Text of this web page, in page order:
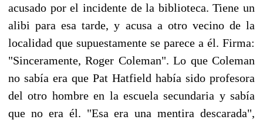
acusado por el incidente de la biblioteca. Tiene un
alibi para esa tarde, y acusa a otro vecino de la
localidad que supuestamente se parece a él. Firma:
"Sinceramente, Roger Coleman". Lo que Coleman
no sabía era que Pat Hatfield había sido profesora
del otro hombre en la escuela secundaria y sabía
que no era él. "Esa era una mentira descarada",